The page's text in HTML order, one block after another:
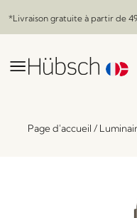
*Livraison gratuite à partir de
Page d'accueil /